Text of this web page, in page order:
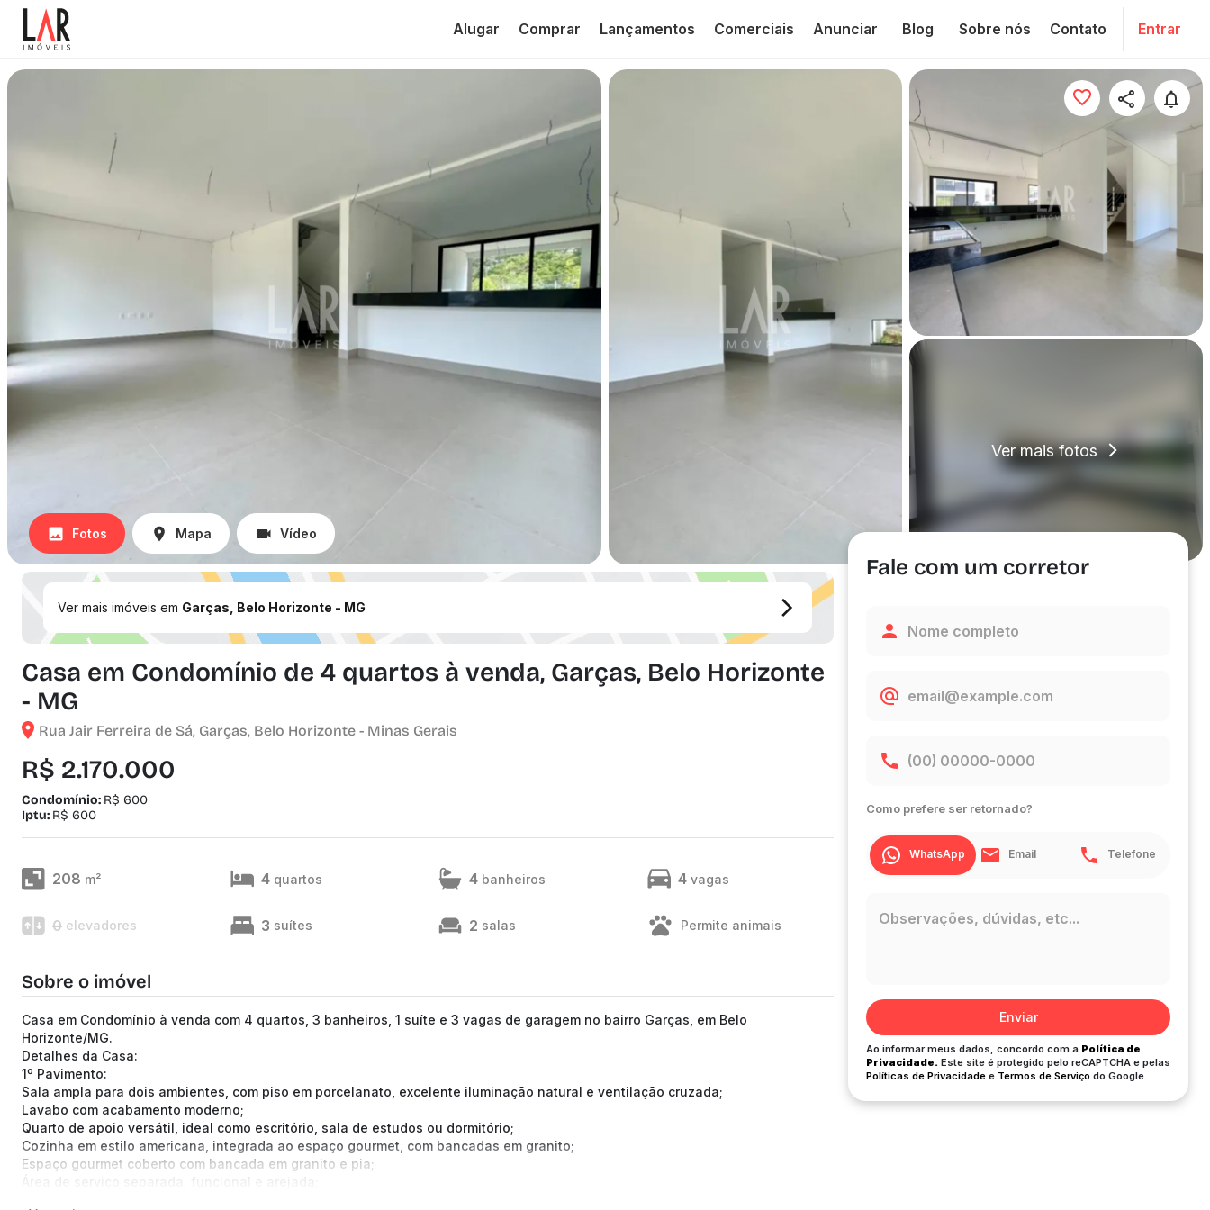
Alugar Comprar Lançamentos Comerciais Anunciar Blog Sobre nós Contato Entrar
Ver mais fotos
Fotos Mapa Vídeo
Ver mais imóveis em Garças, Belo Horizonte - MG
Casa em Condomínio de 4 quartos à venda, Garças, Belo Horizonte
- MG
Rua Jair Ferreira de Sá, Garças, Belo Horizonte - Minas Gerais
R$ 2.170.000
Condomínio: R$ 600
Iptu: R$ 600
208 m² 4 quartos 4 banheiros 4 vagas
0 elevadores 3 suítes 2 salas Permite animais
Sobre o imóvel
Casa em Condomínio à venda com 4 quartos, 3 banheiros, 1 suíte e 3 vagas de garagem no bairro Garças, em Belo
Horizonte/MG.
Detalhes da Casa:
1º Pavimento:
Sala ampla para dois ambientes, com piso em porcelanato, excelente iluminação natural e ventilação cruzada;
Lavabo com acabamento moderno;
Quarto de apoio versátil, ideal como escritório, sala de estudos ou dormitório;
Cozinha em estilo americana, integrada ao espaço gourmet, com bancadas em granito;
Espaço gourmet coberto com bancada em granito e pia;
Área de serviço separada, funcional e arejada;
Fale com um corretor
Como prefere ser retornado?
WhatsApp Email Telefone
Enviar
Ao informar meus dados, concordo com a Política de
Privacidade. Este site é protegido pelo reCAPTCHA e pelas
Políticas de Privacidade e Termos de Serviço do Google.